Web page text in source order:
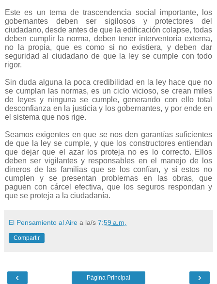
Este es un tema de trascendencia social importante, los
gobernantes deben ser sigilosos y protectores del
ciudadano, desde antes de que la edificación colapse, todas
deben cumplir la norma, deben tener interventoría externa,
no la propia, que es como si no existiera, y deben dar
seguridad al ciudadano de que la ley se cumple con todo
rigor.
Sin duda alguna la poca credibilidad en la ley hace que no
se cumplan las normas, es un ciclo vicioso, se crean miles
de leyes y ninguna se cumple, generando con ello total
desconfianza en la justicia y los gobernantes, y por ende en
el sistema que nos rige.
Seamos exigentes en que se nos den garantías suficientes
de que la ley se cumple, y que los constructores entiendan
que dejar que el azar los proteja no es lo correcto. Ellos
deben ser vigilantes y responsables en el manejo de los
dineros de las familias que se los confían, y si estos no
cumplen y se presentan problemas en las obras, que
paguen con cárcel efectiva, que los seguros respondan y
que se proteja a la ciudadanía.
El Pensamiento al Aire a la/s 7:59 a.m.
Compartir
‹ ›
Página Principal